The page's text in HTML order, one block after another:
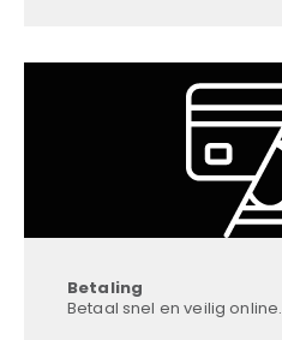
Betaling
Betaal snel en veilig online.